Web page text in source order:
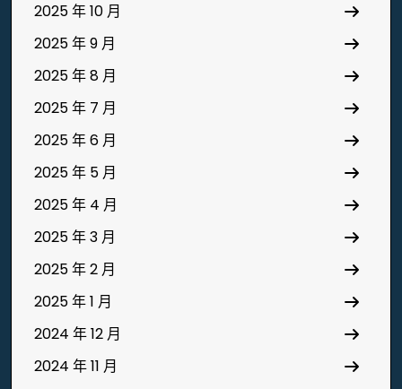
2025 年 10 月
2025 年 9 月
2025 年 8 月
2025 年 7 月
2025 年 6 月
2025 年 5 月
2025 年 4 月
2025 年 3 月
2025 年 2 月
2025 年 1 月
2024 年 12 月
2024 年 11 月